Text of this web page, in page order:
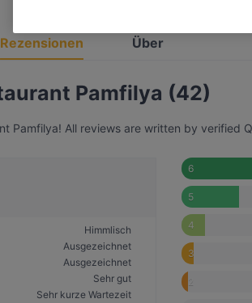
Rezensionen Über
Pamfilya (42)
Pamfilya! All reviews are written by verified
Himmlisch
Ausgezeichnet
Ausgezeichnet
Sehr gut
Sehr kurze Wartezeit
6
5
4
3